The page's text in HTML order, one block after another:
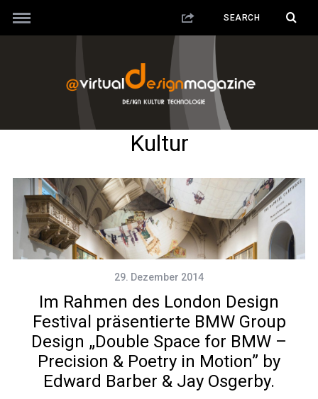
Kultur
29. Dezember 2014
Im Rahmen des London Design
Festival präsentierte BMW Group
Design „Double Space for BMW –
Precision & Poetry in Motion” by
Edward Barber & Jay Osgerby.